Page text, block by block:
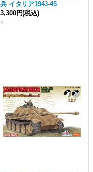
兵 イタリア1943-45
3,300円(税込)
×